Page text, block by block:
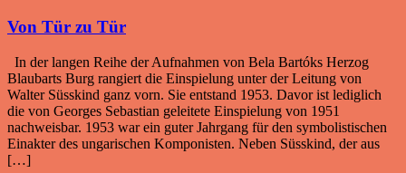
Von Tür zu Tür
In der langen Reihe der Aufnahmen von Bela Bartóks Herzog
Blaubarts Burg rangiert die Einspielung unter der Leitung von
Walter Süsskind ganz vorn. Sie entstand 1953. Davor ist lediglich
die von Georges Sebastian geleitete Einspielung von 1951
nachweisbar. 1953 war ein guter Jahrgang für den symbolistischen
Einakter des ungarischen Komponisten. Neben Süsskind, der aus
[…]